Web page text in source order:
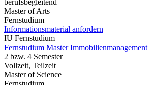
berufsbegleitend
Master of Arts
Fernstudium
Informationsmaterial anfordern
IU Fernstudium
Fernstudium Master Immobilienmanagement
2 bzw. 4 Semester
Vollzeit, Teilzeit
Master of Science